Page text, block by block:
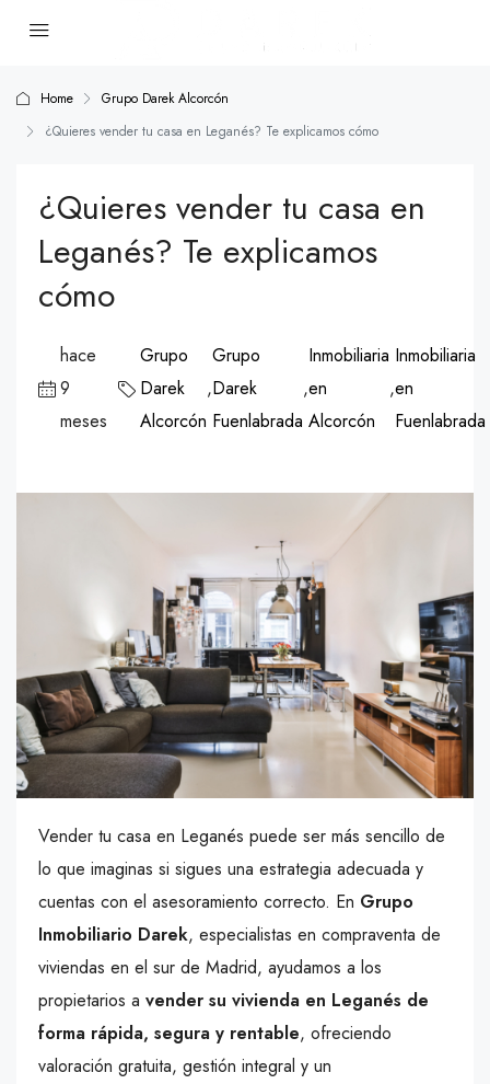
Home
Grupo Darek Alcorcón
¿Quieres vender tu casa en Leganés? Te explicamos cómo
¿Quieres vender tu casa en
Leganés? Te explicamos
cómo
hace
9
meses
Grupo
Darek
Alcorcón
,
Grupo
Darek
Fuenlabrada
,
Inmobiliaria
en
Alcorcón
,
Inmobiliaria
en
Fuenlabrada
Vender tu casa en Leganés puede ser más sencillo de
lo que imaginas si sigues una estrategia adecuada y
cuentas con el asesoramiento correcto. En Grupo
Inmobiliario Darek, especialistas en compraventa de
viviendas en el sur de Madrid, ayudamos a los
propietarios a vender su vivienda en Leganés de
forma rápida, segura y rentable, ofreciendo
valoración gratuita, gestión integral y un